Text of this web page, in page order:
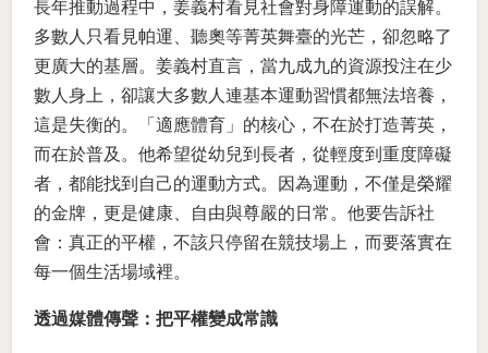
長年推動過程中，姜義村看見社會對身障運動的誤解。
多數人只看見帕運、聽奧等菁英舞臺的光芒，卻忽略了
更廣大的基層。姜義村直言，當九成九的資源投注在少
數人身上，卻讓大多數人連基本運動習慣都無法培養，
這是失衡的。「適應體育」的核心，不在於打造菁英，
而在於普及。他希望從幼兒到長者，從輕度到重度障礙
者，都能找到自己的運動方式。因為運動，不僅是榮耀
的金牌，更是健康、自由與尊嚴的日常。他要告訴社
會：真正的平權，不該只停留在競技場上，而要落實在
每一個生活場域裡。
透過媒體傳聲：把平權變成常識